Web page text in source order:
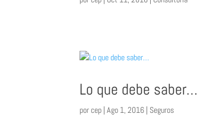
Lo que debe saber…
porcep |Ago 1, 2016 | Seguros